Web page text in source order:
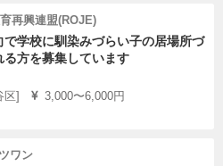
ようご用意ください。
育て上げネットが独自に氏名、
トホームページをご覧くださ
再興連盟(ROJE)
で学校に馴染みづらい子の居場所づ
る方を募集しています
区]
3,000〜6,000円
ワン